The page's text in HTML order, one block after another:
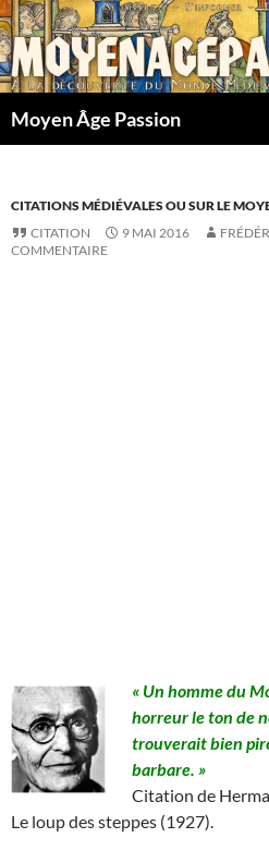
Aller
au
contenu
Moyen Âge Passion
CITATIONS MÉDIÉVALES OU SUR LE
CITATION
9 MAI 2016
COMMENTAIRE
« Un homme du
horreur le ton de
trouverait bien
barbare. »
Citation de
Le loup des steppes (1927).